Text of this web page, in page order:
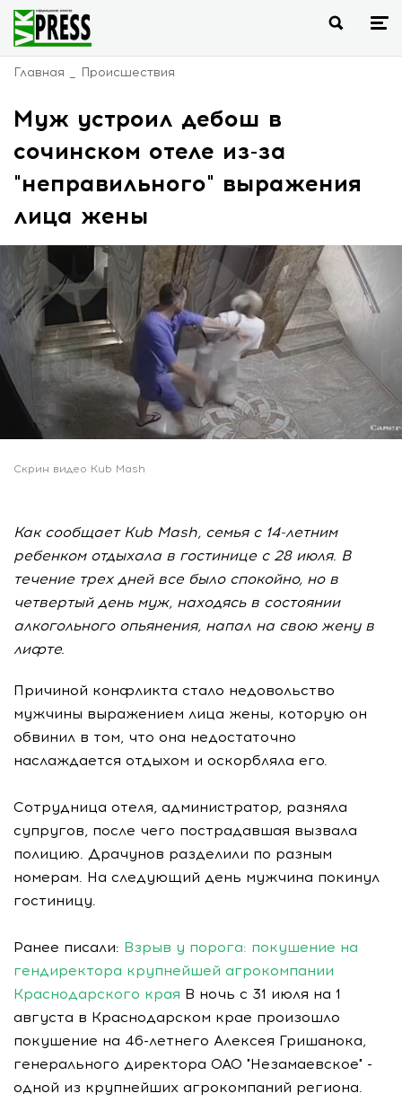
Главная Происшествия
Муж устроил дебош в
сочинском отеле из-за
"неправильного" выражения
лица жены
Скрин видео Kub Mash
Как сообщает Kub Mash, cемья с 14-летним
ребенком отдыхала в гостинице с 28 июля. В
течение трех дней все было спокойно, но в
четвертый день муж, находясь в состоянии
алкогольного опьянения, напал на свою жену в
лифте.
Причиной конфликта стало недовольство
мужчины выражением лица жены, которую он
обвинил в том, что она недостаточно
наслаждается отдыхом и оскорбляла его.
Сотрудница отеля, администратор, разняла
супругов, после чего пострадавшая вызвала
полицию. Драчунов разделили по разным
номерам. На следующий день мужчина покинул
гостиницу.
Ранее писали: Взрыв у порога: покушение на
гендиректора крупнейшей агрокомпании
Краснодарского края В ночь с 31 июля на 1
августа в Краснодарском крае произошло
покушение на 46-летнего Алексея Гришанока,
генерального директора ОАО "Незамаевское" -
одной из крупнейших агрокомпаний региона.